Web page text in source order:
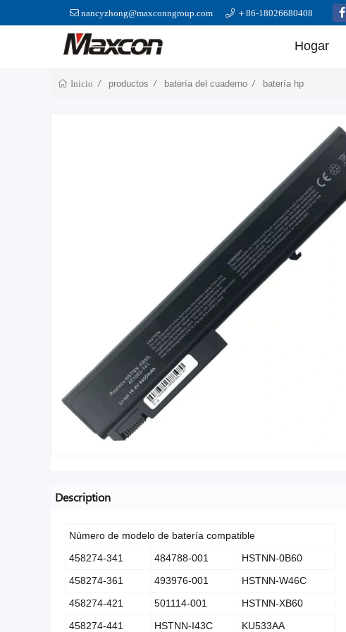
nancyzhong@maxconngroup.com ＋86-18026680408
Hogar
Inicio productos batería del cuaderno batería hp
Description
Número de modelo de batería compatible
458274-341
484788-001
HSTNN-0B60
458274-361
493976-001
HSTNN-W46C
458274-421
501114-001
HSTNN-XB60
458274-441
HSTNN-I43C KU533AA